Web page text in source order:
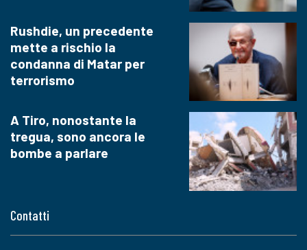
Contatti
Rushdie, un precedente
mette a rischio la
condanna di Matar per
terrorismo
A Tiro, nonostante la
tregua, sono ancora le
bombe a parlare